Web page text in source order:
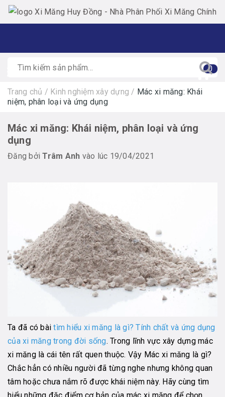
0
Trang chủ / Kinh nghiệm xây dựng / Mác xi măng: Khái
niệm, phân loại và ứng dụng
Mác xi măng: Khái niệm, phân loại và ứng
dụng
Đăng bởiTrâm Anh vào lúc 19/04/2021
Ta đã có bàitìm hiểu xi măng là gì? Tính chất và ứng dụng
của xi măng trong đời sống. Trong lĩnh vực xây dựng mác
xi măng là cái tên rất quen thuộc. Vậy Mác xi măng là gì?
Chắc hẳn có nhiều người đã từng nghe nhưng không quan
tâm hoặc chưa nắm rõ được khái niệm này. Hãy cùng tìm